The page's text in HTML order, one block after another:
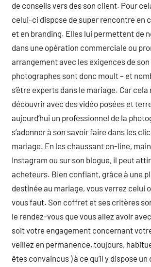
de conseils vers des son client. Pour
celui-ci dispose de super rencontre en
et en branding. Elles lui permettent de
dans une opération commerciale ou
arrangement avec les exigences de
photographes sont donc moult – et
s’être experts dans le mariage. Car cela
découvrir avec des vidéo posées et
aujourd’hui un professionnel de la
s’adonner à son savoir faire dans les
mariage. En les chaussant on-line,
Instagram ou sur son blogue, il peut
acheteurs. Bien confiant, grâce à une
destinée au mariage, vous verrez celui
vous faut. Son coffret et ses critères
le rendez-vous que vous allez avoir
soit votre engagement concernant
veillez en permanence, toujours,
êtes convaincus ) à ce qu’il y dispose